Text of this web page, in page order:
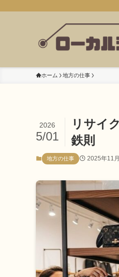
ホーム 地方の仕事
リサイ
鉄則
2026
5/01
地方の仕事 2025年11